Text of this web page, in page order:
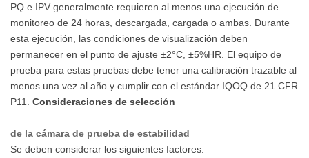
PQ e IPV generalmente requieren al menos una ejecución de
monitoreo de 24 horas, descargada, cargada o ambas. Durante
esta ejecución, las condiciones de visualización deben
permanecer en el punto de ajuste ±2°C, ±5%HR. El equipo de
prueba para estas pruebas debe tener una calibración trazable al
menos una vez al año y cumplir con el estándar IQOQ de 21 CFR
P11. Consideraciones de selección
de la cámara de prueba de estabilidad
Se deben considerar los siguientes factores: